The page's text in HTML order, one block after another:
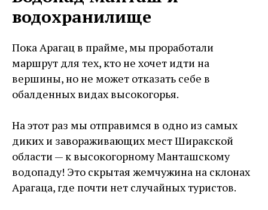
водохранилище
Пока Арагац в прайме, мы проработали
маршрут для тех, кто не хочет идти на
вершины, но не может отказать себе в
обалденных видах высокогорья.
На этот раз мы отправимся в одно из самых
диких и завораживающих мест Ширакской
области — к высокогорному Манташскому
водопаду! Это скрытая жемчужина на склонах
Арагаца, где почти нет случайных туристов.